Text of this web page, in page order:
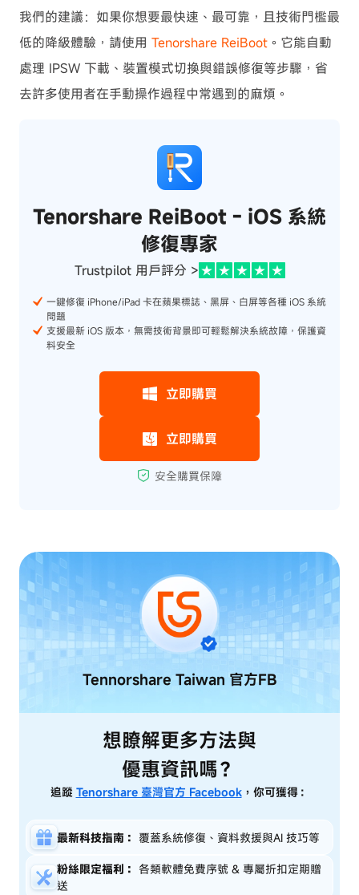
我們的建議：如果你想要最快速、最可靠，且技術門檻最
低的降級體驗，請使用 Tenorshare ReiBoot 。它能自動
處理 IPSW 下載、裝置模式切換與錯誤修復等步驟，省
去許多使用者在手動操作過程中常遇到的麻煩。
Tenorshare ReiBoot - iOS 系統
修復專家
Trustpilot 用戶評分 >
一鍵修復 iPhone/iPad 卡在蘋果標誌、黑屏、白屏等各種 iOS 系統
問題
支援最新 iOS 版本，無需技術背景即可輕鬆解決系統故障，保護資
料安全
Tennorshare Taiwan 官方FB
想瞭解更多方法與
優惠資訊嗎？
追蹤 Tenorshare 臺灣官方 Facebook，你可獲得：
最新科技指南： 覆蓋系統修復、資料救援與AI 技巧等
粉絲限定福利： 各類軟體免費序號 & 專屬折扣定期贈
送